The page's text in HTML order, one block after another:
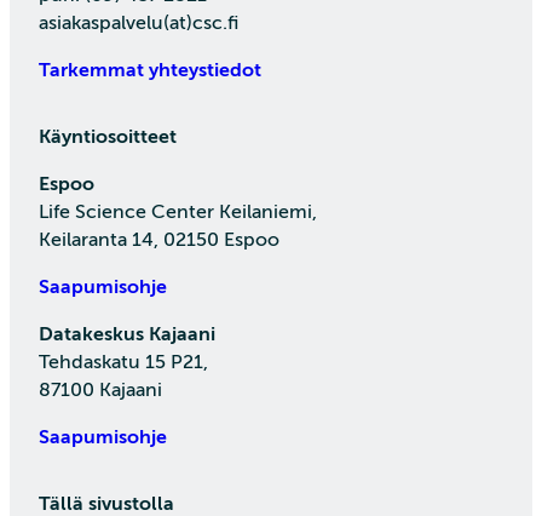
asiakaspalvelu(at)csc.fi
Tarkemmat yhteystiedot
Käyntiosoitteet
Espoo
Life Science Center Keilaniemi,
Keilaranta 14, 02150 Espoo
Saapumisohje
Datakeskus Kajaani
Tehdaskatu 15 P21,
87100 Kajaani
Saapumisohje
Tällä sivustolla